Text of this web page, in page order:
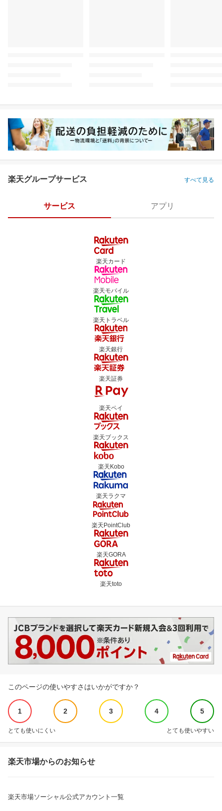
楽天グループサービス すべて見る
サービス アプリ
楽天カード
楽天モバイル
楽天トラベル
楽天銀行
楽天証券
楽天ペイ
楽天ブックス
楽天Kobo
楽天ラクマ
楽天PointClub
楽天GORA
楽天toto
このページの使いやすさはいかがですか？
1 2 3 4 5
とても使いにくい とても使いやすい
楽天市場からのお知らせ
楽天市場ソーシャル公式アカウント一覧